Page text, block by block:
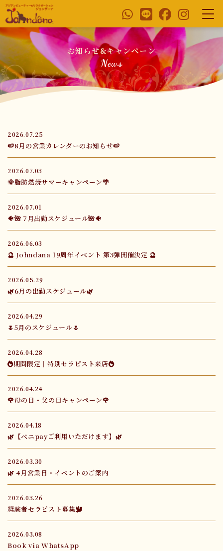
お知らせ&キャンペーン
News
2026.07.25
🍉8月の営業カレンダーのお知らせ🍉
2026.07.03
🌞脂肪燃焼サマーキャンペーン🌴
2026.07.01
🐠🌺 7月出勤スケジュール🌺🐠
2026.06.03
🔮 Johndana 19周年イベント 第3弾開催決定 🔮
2026.05.29
🌿6月の出勤スケジュール🌿
2026.04.29
🌷5月のスケジュール🌷
2026.04.28
🔥期間限定｜特別セラピスト来店🔥
2026.04.24
🌹母の日・父の日キャンペーン🌹
2026.04.18
🌿【ベニpayご利用いただけます】🌿
2026.03.30
🌿 4月営業日・イベントのご案内
2026.03.26
経験者セラピスト募集🕊️
2026.03.08
Book via WhatsApp